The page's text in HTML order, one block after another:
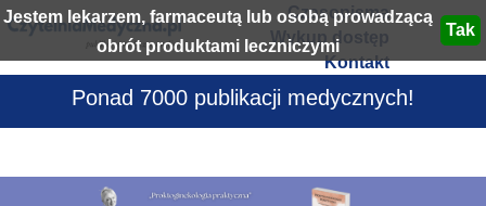
Jestem lekarzem, farmaceutą lub osobą prowadzącą
obrót produktami leczniczymi
Czasopisma
Wykup dostęp
Kontakt
Ponad 7000 publikacji medycznych!